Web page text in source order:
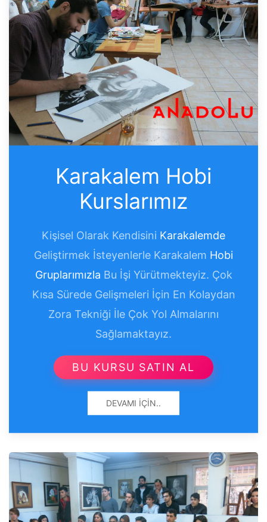
Karakalem Hobi
Kurslarımız
Kişisel Olarak Kendisini Karakalemde
Geliştirmek İsteyenlerle Karakalem Hobi
Gruplarımızla Bu İşi Yürütmekteyiz. Çok
Kısa Sürede Gelişmeleri İçin En Kolaydan
Zora Tekniği İle Çok Yol Almalarını
Sağlamaktayız.
BU KURSU SATIN AL
DEVAMI İÇIN..